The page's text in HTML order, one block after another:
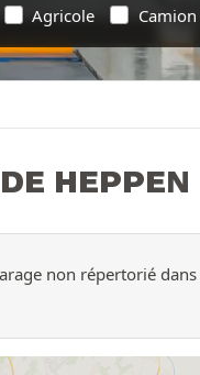
Agricole Camion
HEPPEN
non répertorié